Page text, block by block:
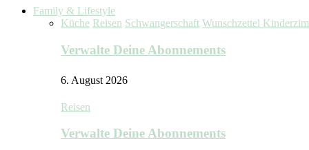
Family & Lifestyle
Küche Reisen Schwangerschaft Wunschzettel
Verwalte Deine Abonnements
6. August 2026
Reisen
Verwalte Deine Abonnements